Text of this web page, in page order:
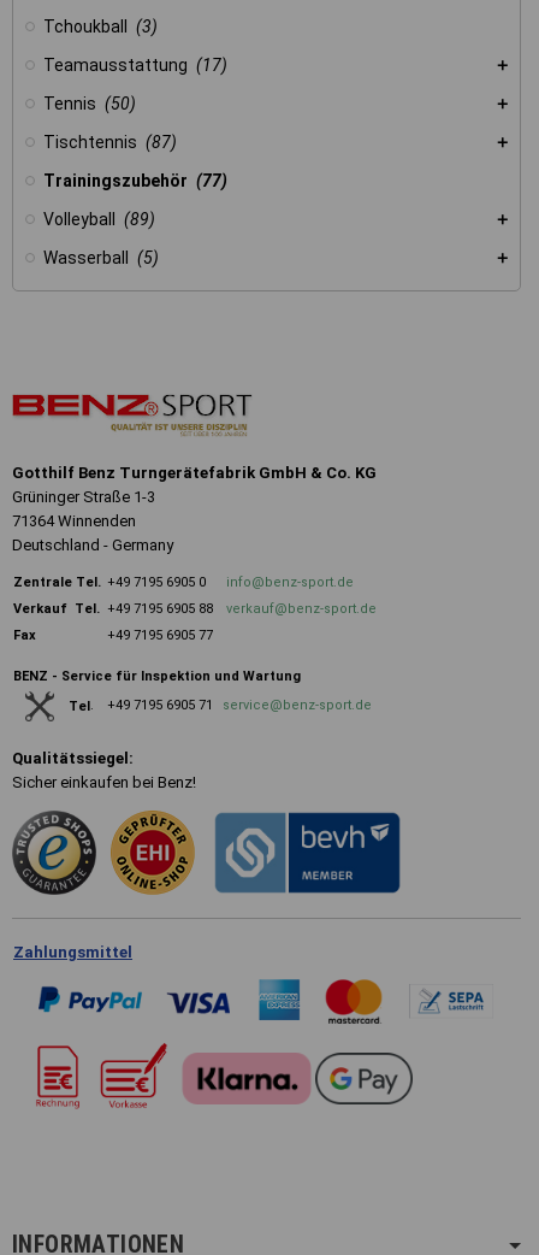
Tchoukball
(3)
Teamausstattung (17)
Tennis (50)
Tischtennis (87)
Trainingszubehör (77)
Volleyball
(89)
Wasserball
(5)
Gotthilf Benz Turngerätefabrik GmbH & Co. KG
Grüninger Straße 1-3
71364 Winnenden
Deutschland - Germany
Zentrale Tel. +49 7195 6905 0
info@benz-sport.de
Verkauf Tel. +49 7195 6905 88
verkauf@benz-sport.de
Fax
+49 7195 6905 77
BENZ - Service für Inspektion und Wartung
Tel. +49 7195 6905 71 service@benz-sport.de
Qualitätssiegel:
Sicher einkaufen bei Benz!
Zahlungsmittel
INFORMATIONEN